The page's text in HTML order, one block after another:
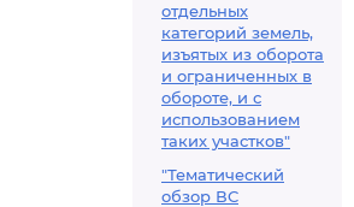
отдельных
категорий земель,
изъятых из оборота
и ограниченных в
обороте, и с
использованием
таких участков"
"Тематический
обзор ВС